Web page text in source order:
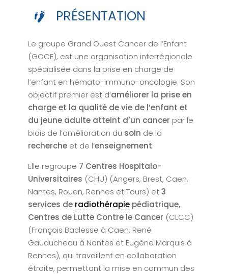
PRÉSENTATION
Le groupe Grand Ouest Cancer de l’Enfant
(GOCE), est une organisation interrégionale
spécialisée dans la prise en charge de
l’enfant en hémato-immuno-oncologie. Son
objectif premier est d’améliorer la prise en
charge et la qualité de vie de l’enfant et
du jeune adulte atteint d’un cancer par le
biais de l’amélioration du soin de la
recherche et de l’enseignement.
Elle regroupe 7 Centres Hospitalo-
Universitaires (CHU) (Angers, Brest, Caen,
Nantes, Rouen, Rennes et Tours) et3
services de radiothérapie pédiatrique,
Centres de Lutte Contre le Cancer (CLCC)
(François Baclesse à Caen, René
Gauducheau à Nantes et Eugène Marquis à
Rennes), qui travaillent en collaboration
étroite, permettant la mise en commun des